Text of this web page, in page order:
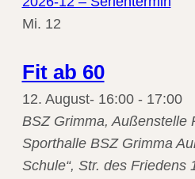
Mi. 12
Fit ab 60
12. August- 16:00- 17:00
BSZ Grimma, Außenstelle
Sporthalle BSZ Grimma
Schule“, Str. des Friedens